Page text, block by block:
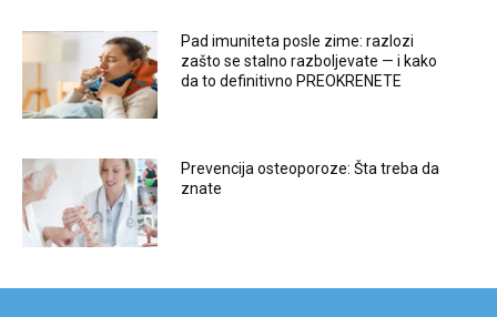
Pad imuniteta posle zime: razlozi
zašto se stalno razboljevate — i kako
da to definitivno PREOKRENETE
Prevencija osteoporoze: Šta treba da
znate